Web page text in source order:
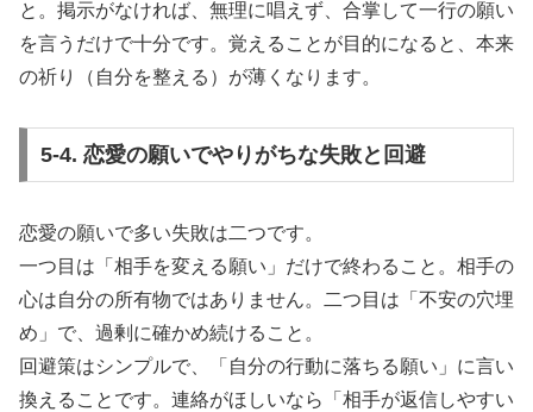
と。掲示がなければ、無理に唱えず、合掌して一行の願い
を言うだけで十分です。覚えることが目的になると、本来
の祈り（自分を整える）が薄くなります。
5-4. 恋愛の願いでやりがちな失敗と回避
恋愛の願いで多い失敗は二つです。
一つ目は「相手を変える願い」だけで終わること。相手の
心は自分の所有物ではありません。二つ目は「不安の穴埋
め」で、過剰に確かめ続けること。
回避策はシンプルで、「自分の行動に落ちる願い」に言い
換えることです。連絡がほしいなら「相手が返信しやすい